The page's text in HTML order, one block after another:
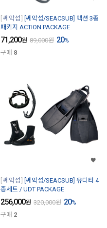
쎄악섭
[쎄악섭/SEACSUB] 액션 3종
패키지 ACTION PACKAGE
71,200원 89,000원 20%
구매 8
쎄악섭
[쎄악섭/SEACSUB] 유디티 4
종세트 / UDT PACKAGE
256,000원 320,000원 20%
구매 2